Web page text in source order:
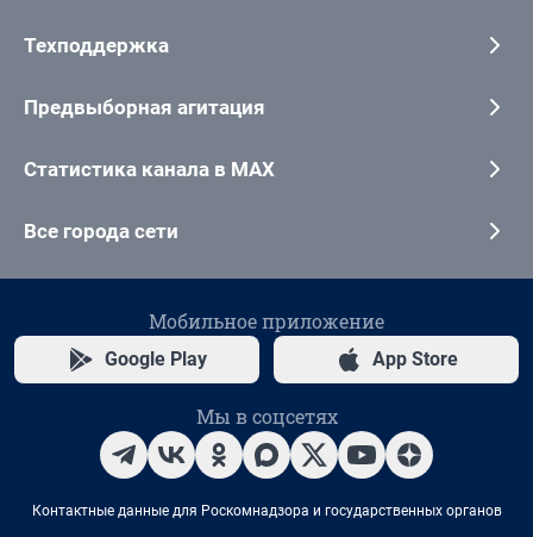
Техподдержка
Предвыборная агитация
Статистика канала в MAX
Все города сети
Мобильное приложение
Google Play App Store
Мы в соцсетях
Контактные данные для Роскомнадзора и государственных органов